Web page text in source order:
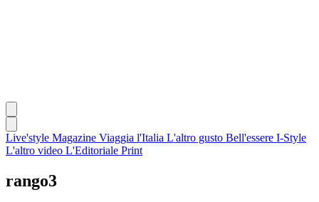
Live'style Magazine Viaggia l'Italia L'altro gusto Bell'essere I-Style
L'altro video L'Editoriale Print
rango3